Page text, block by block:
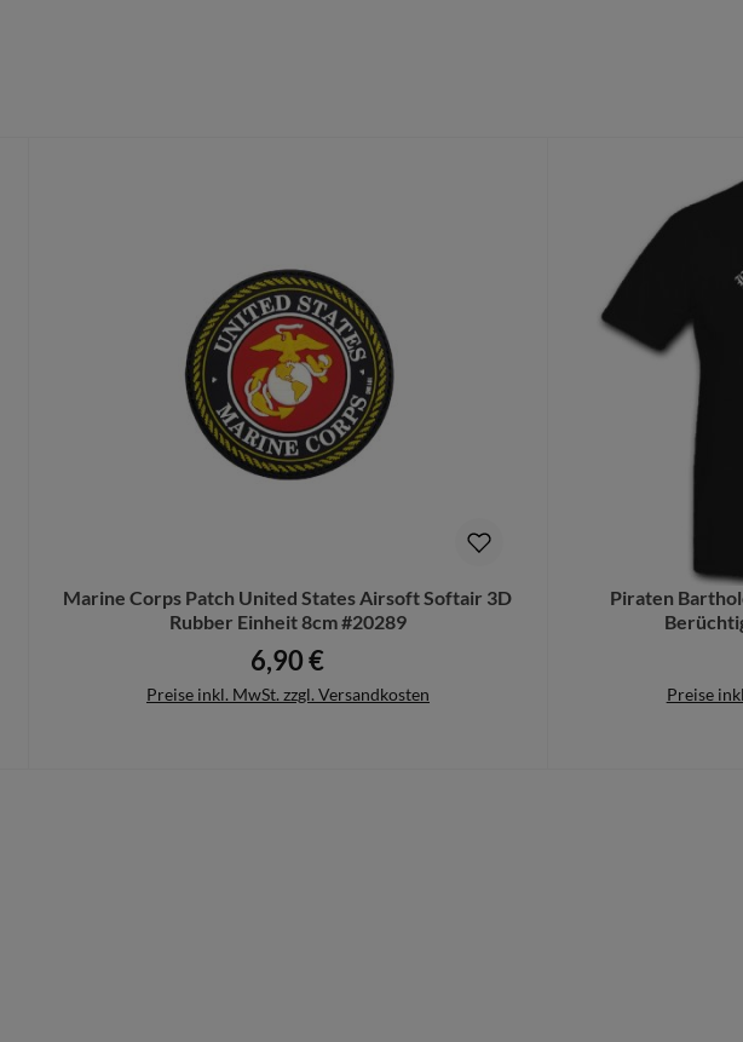
du die richtige Größe wählst.
gedruckt wird, ist ein Umtausch nur aus Qualitätsmängeln möglich.
Deinen Produktvorschlag kostenlos.
Marine Corps Patch United States Airsoft Softair 3D
Rubber Einheit 8cm #20289
Regulärer Preis:
6,90 €
Preise inkl. MwSt. zzgl. Versandkosten
Piraten
Preise